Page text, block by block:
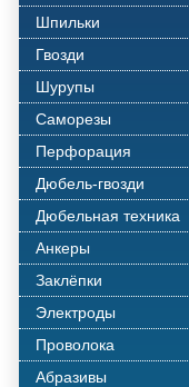
Шпильки
Гвозди
Шурупы
Саморезы
Перфорация
Дюбель-гвозди
Дюбельная техника
Анкеры
Заклёпки
Электроды
Проволока
Абразивы